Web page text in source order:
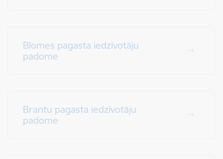
Blomes pagasta iedzīvotāju
padome
Brantu pagasta iedzīvotāju
padome